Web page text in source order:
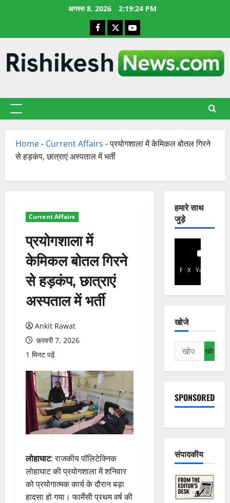
अगस्त 8, 2026 2:19:25 PM
Facebook
X YouTube
प्राथमिक
Home- Current Affairs -प्रयोगशाला में केमिकल बोतल गिरने
से हड़कंप, छात्राएं अस्पताल में भर्ती
Current Affairs
प्रयोगशाला में
केमिकल बोतल गिरने
से हड़कंप, छात्राएं
अस्पताल में भर्ती
Ankit Rawat
फ़रवरी 7, 2026
1 मिनट पढ़ें
लोहाघाट: राजकीय पॉलिटेक्निक
लोहाघाट की प्रयोगशाला में शनिवार
को प्रयोगात्मक कार्य के दौरान बड़ा
हादसा हो गया। फार्मेसी प्रथम वर्ष की
हमारे साथ
जुड़े
Facebook
X YouTube
खोजे
निम्न
को
खोजें:
SPONSORED
संपादकीय